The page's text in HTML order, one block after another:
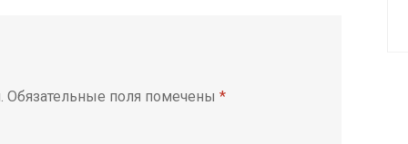
Обязательные поля помечены*